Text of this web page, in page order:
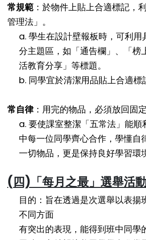
常規範 ：於物件上貼上合適標記，
管理法」。
a. 學生在設計壁報板時，可利用
分主題區，如「通告欄」、「榜
活教育分享」等標題。
b. 同學宜於清潔用品貼上合適標
常自律：用完的物品，必須放回固定
a. 要使課室整潔「五常法」能順
中每一位同學齊心合作，學懂自
一切物品，更是保持良好學習環
(四)「每月之最」選舉活
目的：旨在透過是次選舉以表揚
不同方面
有突出的表現，能得到班中同學